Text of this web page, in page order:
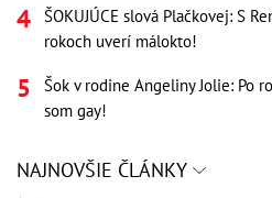
ŠOKUJÚCE slová Plačkovej: S
rokoch uverí málokto!
Šok v rodine Angeliny Jolie: Po
som gay!
NAJNOVŠIE ČLÁNKY